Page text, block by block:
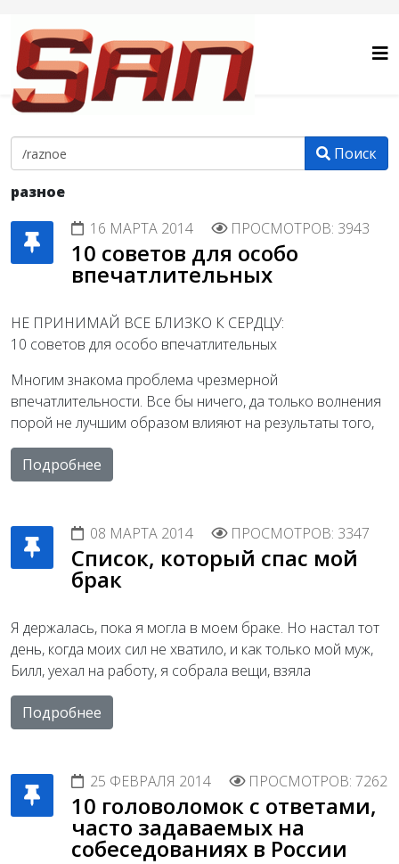
Поиск
разное
16 МАРТА 2014
ПРОСМОТРОВ: 3943
10 советов для особо
впечатлительных
НЕ ПРИНИМАЙ ВСЕ БЛИЗКО К СЕРДЦУ:
10 советов для особо впечатлительных
Многим знакома проблема чрезмерной
впечатлительности. Все бы ничего, да только волнения
порой не лучшим образом влияют на результаты того,
Подробнее
08 МАРТА 2014 ПРОСМОТРОВ: 3347
Список, который спас мой
брак
Я держалась, пока я могла в моем браке. Но настал тот
день, когда моих сил не хватило, и как только мой муж,
Билл, уехал на работу, я собрала вещи, взяла
Подробнее
25 ФЕВРАЛЯ 2014 ПРОСМОТРОВ: 7262
10 головоломок с ответами,
часто задаваемых на
собеседованиях в России